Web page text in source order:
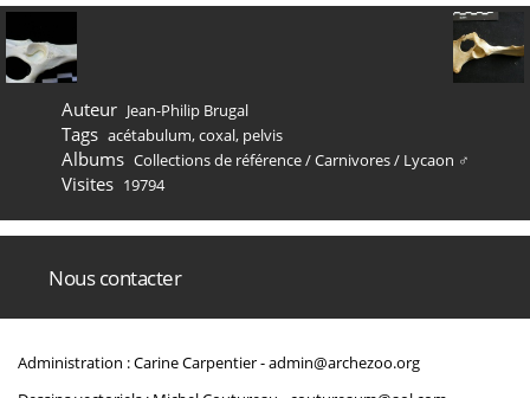
Auteur Jean-Philip Brugal
Tags acétabulum,coxal, pelvis
Albums Collections de référence/Carnivores/ Lycaon ♂
Visites 19794
Nous contacter
Administration : Carine Carpentier -admin@archezoo.org